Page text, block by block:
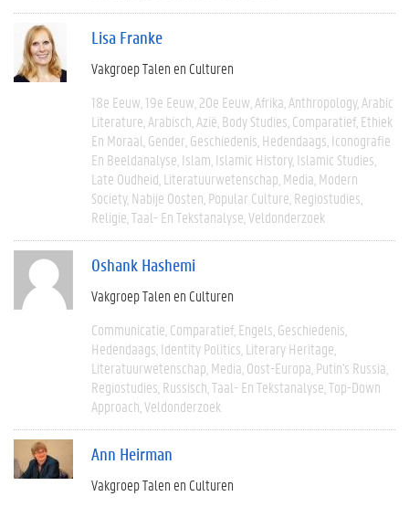
Lisa Franke
Vakgroep Talen en Culturen
18e Eeuw 19e Eeuw 20e Eeuw Afrika Anthropology Arabic
Literature Arabisch Azië Body Studies Comparatief Ethiek
En Moraal Gender Geschiedenis Hedendaags Iconografie
En Beeldanalyse Islam Islamic History Islamic Studies
Late Oudheid Literatuurwetenschap Media Modern
Society Nabije Oosten Popular Culture Regiostudies
Religie Taal- En Tekstanalyse Veldonderzoek
Oshank Hashemi
Vakgroep Talen en Culturen
Communicatie Comparatief Engels Geschiedenis
Hedendaags Identity Politics Literary Heritage
Literatuurwetenschap Media Oost-Europa Putin's Russia
Regiostudies Russisch Taal- En Tekstanalyse Top-Down
Approach Veldonderzoek
Ann Heirman
Vakgroep Talen en Culturen